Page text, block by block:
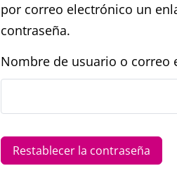
por correo electrónico un
contraseña.
Nombre de usuario o correo
Restablecer la contraseña